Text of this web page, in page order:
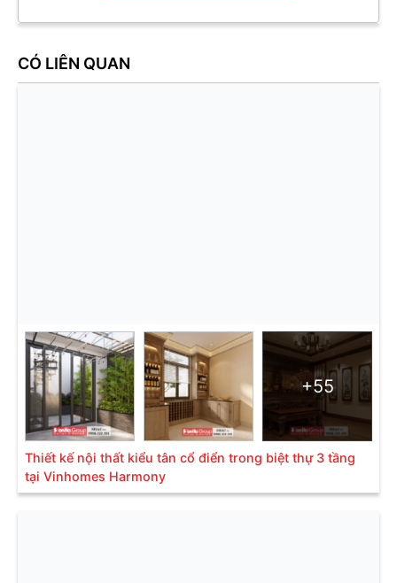
CÓ LIÊN QUAN
+55
Thiết kế nội thất kiểu tân cổ điển trong biệt thự 3 tầng
tại Vinhomes Harmony